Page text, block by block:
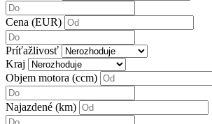
Cena (EUR)
Príťažlivosť
Kraj
Objem motora (ccm)
Najazdené (km)